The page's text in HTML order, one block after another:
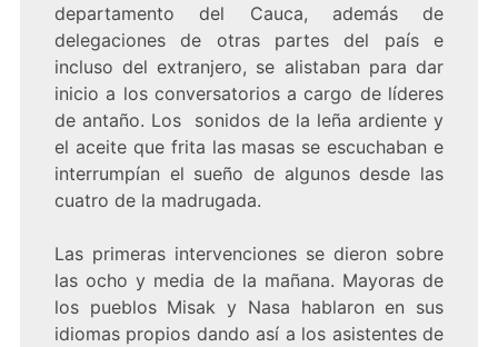
departamento del Cauca, además de
delegaciones de otras partes del país e
incluso del extranjero, se alistaban para dar
inicio a los conversatorios a cargo de líderes
de antaño. Los sonidos de la leña ardiente y
el aceite que frita las masas se escuchaban e
interrumpían el sueño de algunos desde las
cuatro de la madrugada.
Las primeras intervenciones se dieron sobre
las ocho y media de la mañana. Mayoras de
los pueblos Misak y Nasa hablaron en sus
idiomas propios dando así a los asistentes de